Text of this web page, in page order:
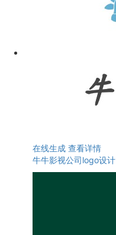
在线生成 查看详情
牛牛影视公司logo设计